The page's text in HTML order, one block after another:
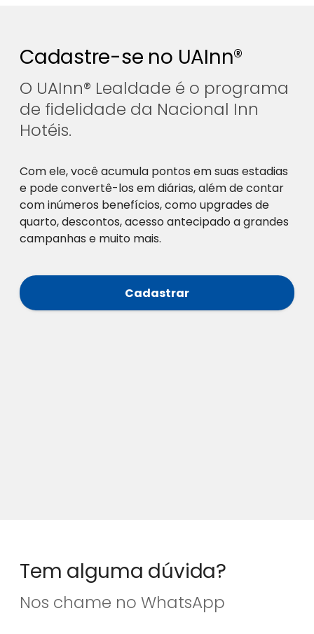
Cadastre-se no UAInn®
O UAInn® Lealdade é o programa
de fidelidade da Nacional Inn
Hotéis.
Com ele, você acumula pontos em suas estadias
e pode convertê-los em diárias, além de contar
com inúmeros benefícios, como upgrades de
quarto, descontos, acesso antecipado a grandes
campanhas e muito mais.
Cadastrar
Tem alguma dúvida?
Nos chame no WhatsApp